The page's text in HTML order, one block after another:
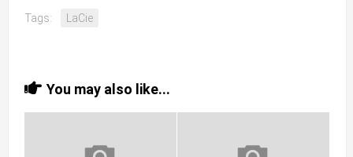
Tags: LaCie
You may also like...